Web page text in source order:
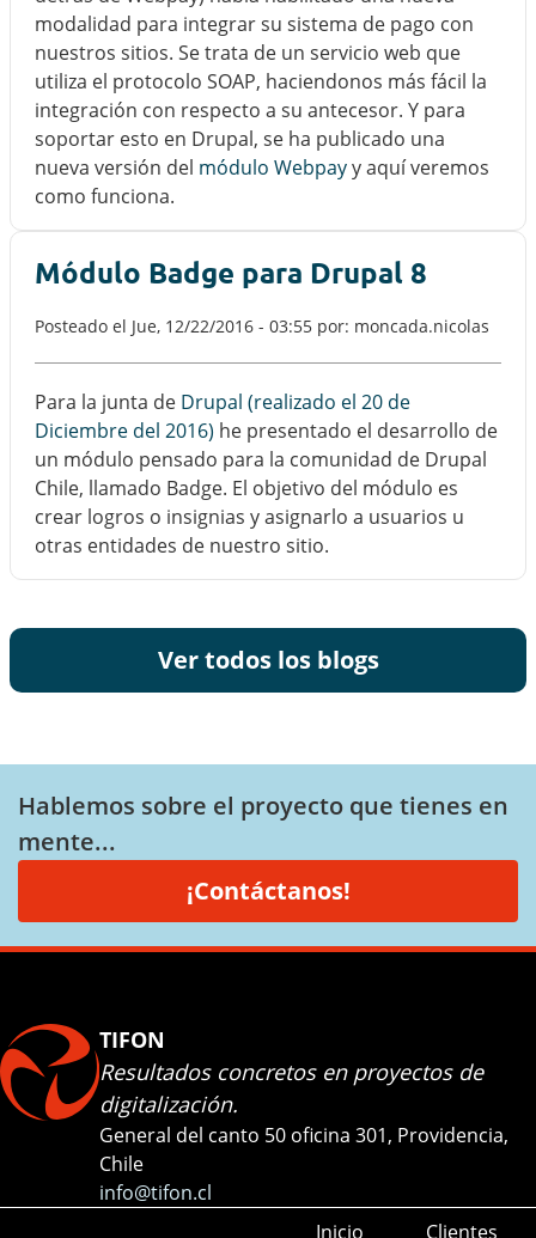
modalidad para integrar su sistema de pago con
nuestros sitios. Se trata de un servicio web que
utiliza el protocolo SOAP, haciendonos más fácil la
integración con respecto a su antecesor. Y para
soportar esto en Drupal, se ha publicado una
nueva versión del módulo Webpayy aquí veremos
como funciona.
Módulo Badge para Drupal 8
Posteado el Jue, 12/22/2016 - 03:55 por: moncada.nicolas
Para la junta de Drupal (realizado el 20 de
Diciembre del 2016) he presentado el desarrollo de
un módulo pensado para la comunidad de Drupal
Chile, llamado Badge. El objetivo del módulo es
crear logros o insignias y asignarlo a usuarios u
otras entidades de nuestro sitio.
Ver todos los blogs
Hablemos sobre el proyecto que tienes en
mente...
¡Contáctanos!
TIFON
Resultados concretos en proyectos de
digitalización.
General del canto 50 oficina 301, Providencia,
Chile
info@tifon.cl
Inicio
Clientes